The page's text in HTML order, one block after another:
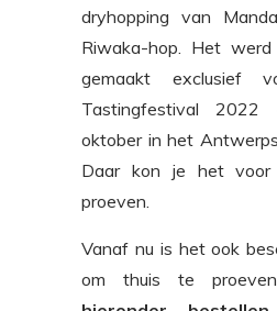
dryhopping van
Riwaka-hop. Het
gemaakt exclusief
Tastingfestival
oktober in het
Daar kon je het
proeven.
Vanaf nu is het ook
om thuis te